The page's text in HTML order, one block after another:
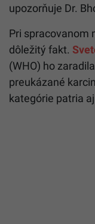
upozorňuje Dr.
Pri spracovanom
dôležitý fakt.
(WHO) ho
preukázané
kategórie patria